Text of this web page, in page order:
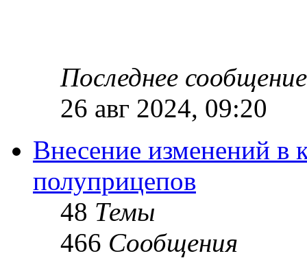
Последнее сообщение
26 авг 2024, 09:20
Внесение изменений в
полуприцепов
48 Темы
466 Сообщения